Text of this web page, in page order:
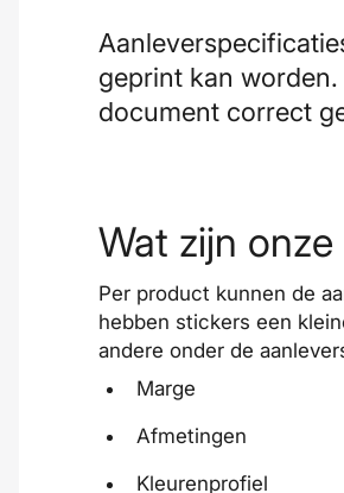
geprint kan
document correct
Wat zijn
Per product kunnen de
hebben stickers een
andere onder de
Marge
Afmetingen
Kleurenprofiel